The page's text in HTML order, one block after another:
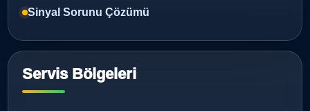
Sinyal Sorunu Çözümü
Servis Bölgeleri